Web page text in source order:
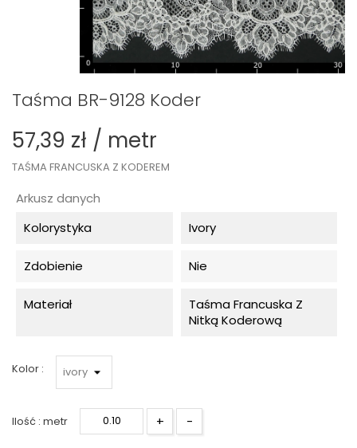
Taśma BR-9128 Koder
57,39 zł / metr
TAŚMA FRANCUSKA Z KODEREM
Arkusz danych
Kolorystyka
Ivory
Zdobienie Nie
Materiał
Taśma Francuska Z
Nitką Koderową
Kolor :
Ilość : metr + -